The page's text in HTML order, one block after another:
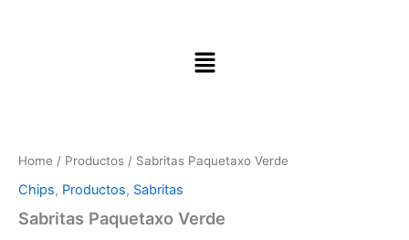
Home / Productos / Sabritas Paquetaxo Verde
Chips, Productos, Sabritas
Sabritas Paquetaxo Verde
quantity